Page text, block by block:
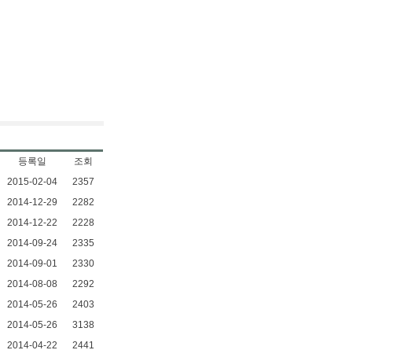
등록일
조회
2015-02-04
2357
2014-12-29
2282
2014-12-22
2228
2014-09-24
2335
2014-09-01
2330
2014-08-08
2292
2014-05-26
2403
2014-05-26
3138
2014-04-22
2441